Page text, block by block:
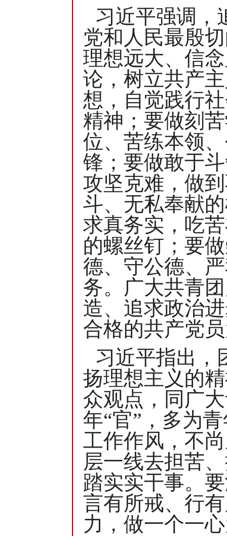
习近平强调，
党和人民最殷
理想远大、信
论，树立共产
想，自觉践行
精神；要做刻
位、苦练本领
锋；要做敢于
攻坚克难，做
斗、无私奉献
求真务实，吃
的螺丝钉；要
德、守公德、
务。广大共青
造、追求政治
合格的共产党
习近平指出，
扬理想主义的
众观点，同广
年“官”，多为
工作作风，不
层一线去担苦
踏实实干事。
言有所戒、行
力，做一个一